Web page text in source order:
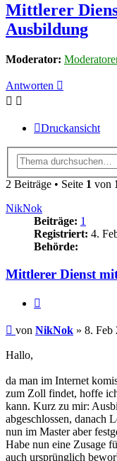
Mittlerer
Ausbildung
Moderator:
Antworten
Druckansicht
2 Beiträge • Seite 1 von
NikNok
Beiträge: 1
Registriert: 4.
Behörde:
Mittlerer Dienst
Beitrag
von NikNok » 8. Feb
Hallo,
da man im Internet
zum Zoll findet, hoffe
kann. Kurz zu mir:
abgeschlossen, danach
nun im Master aber
Habe nun eine Zusage
auch ursprünglich